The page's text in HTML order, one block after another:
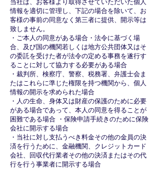
当社は、お客様より取得させていただいた個人
情報を適切に管理し、下記の場合を除いて、お
客様の事前の同意なく第三者に提供、開示等は
致しません。
・ご本人の同意がある場合・法令に基づく場
合、及び国の機関若しくは地方公共団体又はそ
の委託を受けた者が法令の定める事務を遂行す
ることに対して協力する必要がある場合
・裁判所、検察庁、警察、税務署、弁護士会ま
たはこれらに準じた権限を持つ機関から、個人
情報の開示を求められた場合
・人の生命、身体又は財産の保護のために必要
がある場合であって、本人の同意を得ることが
困難である場合 ・保険申請手続きのために保険
会社に開示する場合
・当社に対し支払うべき料金その他の金員の決
済を行うために、金融機関、クレジットカード
会社、回収代行業者その他の決済またはその代
行を行う事業者に開示する場合